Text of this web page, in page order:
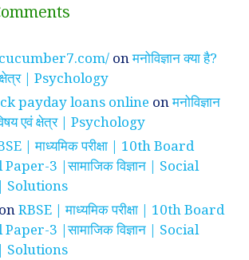
onमनोविज्ञान क्या है?
क्षेत्र | Psychology
payday loans online onमनोविज्ञान
विषय एवं क्षेत्र | Psychology
| माध्यमिक परीक्षा | 10th Board
3 |सामाजिक विज्ञान | Social
Solutions
onRBSE | माध्यमिक परीक्षा | 10th Board
3 |सामाजिक विज्ञान | Social
Solutions